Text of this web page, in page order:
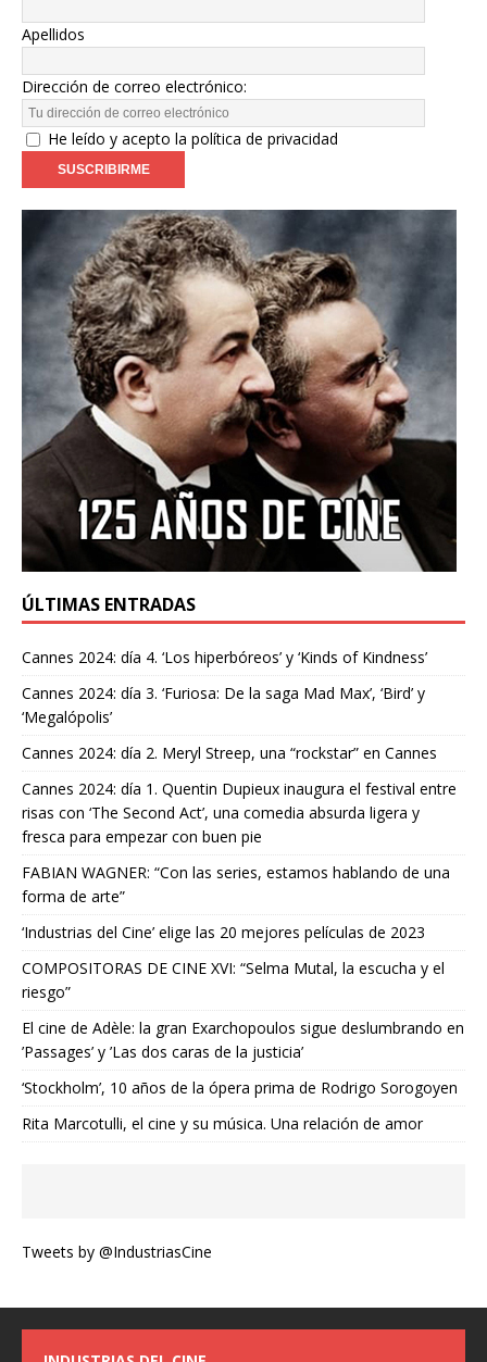
Apellidos
Dirección de correo electrónico:
He leído y acepto la política de privacidad
ÚLTIMAS ENTRADAS
Cannes 2024: día 4. ‘Los hiperbóreos’ y ‘Kinds of Kindness’
Cannes 2024: día 3. ‘Furiosa: De la saga Mad Max’, ‘Bird’ y
‘Megalópolis’
Cannes 2024: día 2. Meryl Streep, una “rockstar” en Cannes
Cannes 2024: día 1. Quentin Dupieux inaugura el festival entre
risas con ‘The Second Act’, una comedia absurda ligera y
fresca para empezar con buen pie
FABIAN WAGNER: “Con las series, estamos hablando de una
forma de arte”
‘Industrias del Cine’ elige las 20 mejores películas de 2023
COMPOSITORAS DE CINE XVI: “Selma Mutal, la escucha y el
riesgo”
El cine de Adèle: la gran Exarchopoulos sigue deslumbrando en
’Passages’ y ’Las dos caras de la justicia’
‘Stockholm’, 10 años de la ópera prima de Rodrigo Sorogoyen
Rita Marcotulli, el cine y su música. Una relación de amor
Tweets by @IndustriasCine